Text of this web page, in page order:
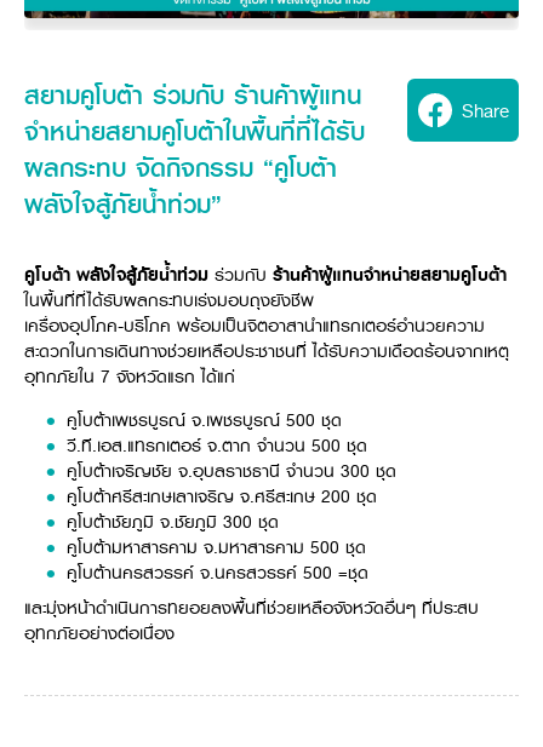
Other products
Mini-excavator
Mini-excavator Implement
Wheel Loader
Agricultural Innovation
Investment
Materials
Join the Network
Contact
Company History
4 Core Pillars of Business
Asian Leader with International Standard
International
Background
Export Products
International Subsidiaries Offices
International Service Centers
Partners
Job Positions
Internship Program
Employee Welfare
New Update
News & Activity
Corporate News
News & Social Activity
Social Activities
Royal Projects
Community and Social Development
Education and Youth
Environment, Safety and Occupational Health
KUBOTA and Farmerco-operation
Large Scale Farm
Learning Centre
Online Journal
OnlineShowroom
Customer Service
KUBOTA Store
KUBOTA (Agri) Solutions
KUBOTA FARM
KUBOTA FAMILY
language
ไทย
สยามคูโบต้า ร่วมกับ ร้านค้าผู้แทน
จำหน่ายสยามคูโบต้าในพื้นที่ที่ได้รับ
ผลกระทบ จัดกิจกรรม “คูโบต้า
พลังใจสู้ภัยน้ำท่วม”
Share
คูโบต้า พลังใจสู้ภัยน้ำท่วม ร่วมกับ ร้านค้าผู้แทนจำหน่ายสยามคูโบต้า
ในพื้นที่ที่ได้รับผลกระทบเร่งมอบถุงยังชีพ
เครื่องอุปโภค-บริโภค พร้อมเป็นจิตอาสานำแทรกเตอร์อำนวยความ
สะดวกในการเดินทางช่วยเหลือประชาชนที่ ได้รับความเดือดร้อนจากเหตุ
อุทกภัยใน 7 จังหวัดแรก ได้แก่
คูโบต้าเพชรบูรณ์ จ.เพชรบูรณ์ 500 ชุด
วี.ที.เอส.แทรกเตอร์ จ.ตาก จำนวน 500 ชุด
คูโบต้าเจริญชัย จ.อุบลราชธานี จำนวน 300 ชุด
คูโบต้าศรีสะเกษเลาเจริญ จ.ศรีสะเกษ 200 ชุด
คูโบต้าชัยภูมิ จ.ชัยภูมิ 300 ชุด
คูโบต้ามหาสารคาม จ.มหาสารคาม 500 ชุด
คูโบต้านครสวรรค์ จ.นครสวรรค์ 500 =ชุด
และมุ่งหน้าดำเนินการทยอยลงพื้นที่ช่วยเหลือจังหวัดอื่นๆ ที่ประสบ
อุทกภัยอย่างต่อเนื่อง